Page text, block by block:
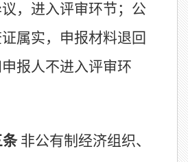
，进入评审环节；公
属实，申报材料退回
报人不进入评审环
条 非公有制经济组织、